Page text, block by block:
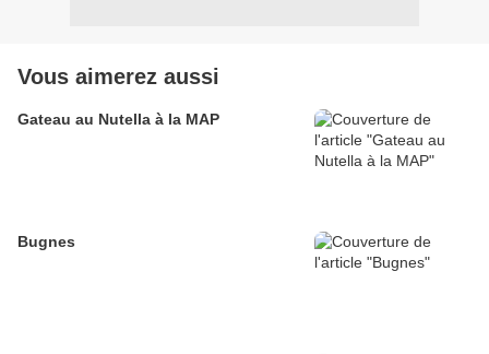
Vous aimerez aussi
Gateau au Nutella à la MAP
Bugnes